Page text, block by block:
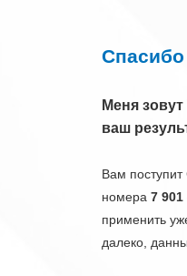
Меня
ваш
Вам
номера 7 901
применить
далеко,